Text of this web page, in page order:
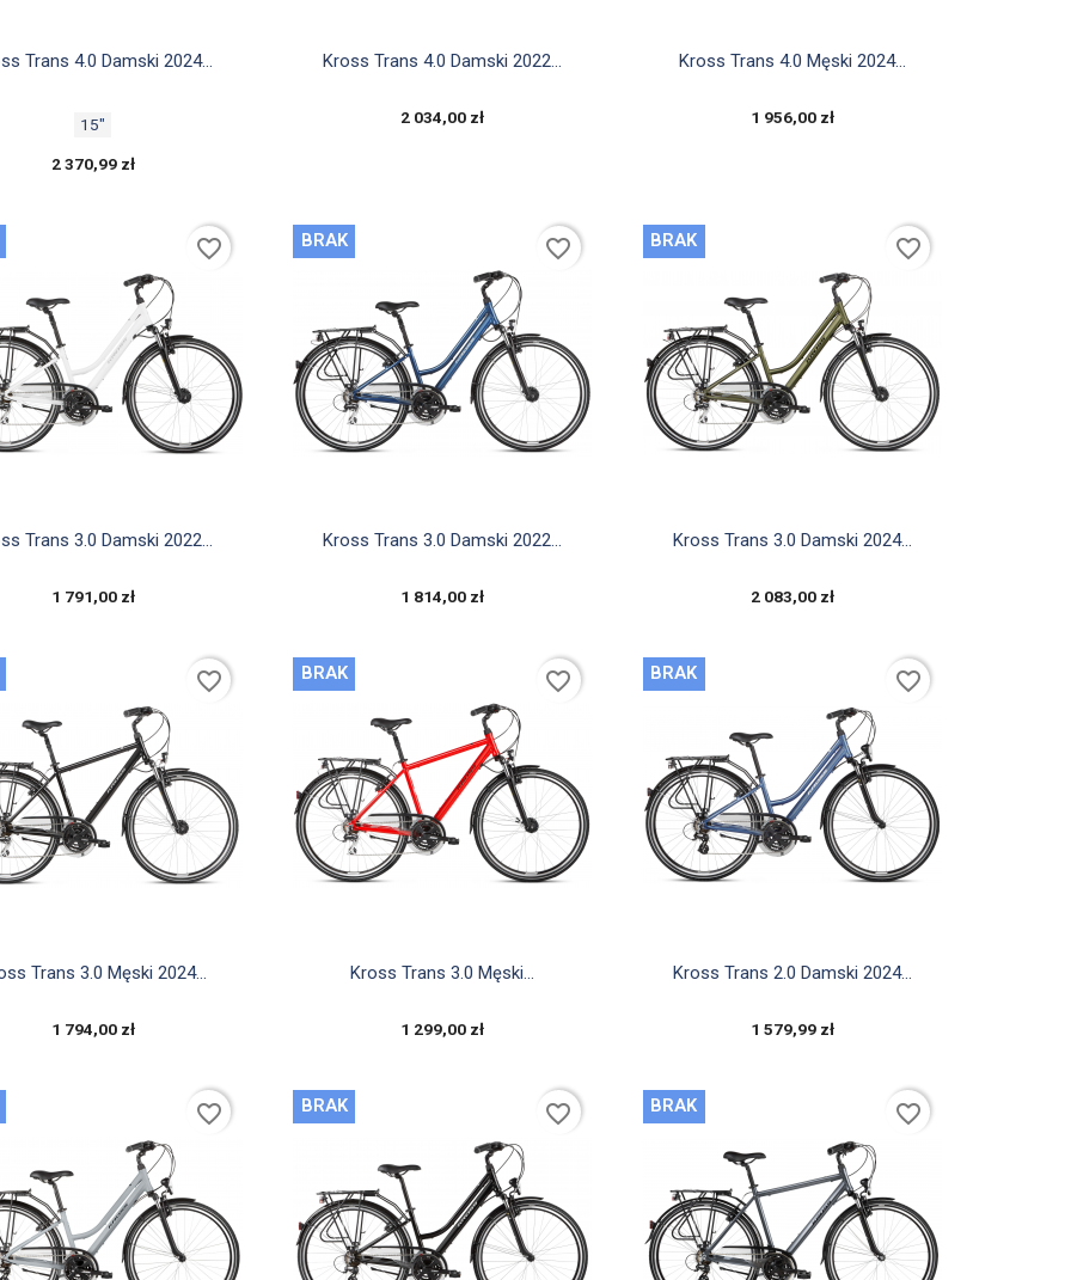
Szybki podgląd
Trans 4.0 Damski 2024...
15"
2 370,99 zł
Szybki podgląd
Kross Trans 4.0 Damski 2022...
2 034,00 zł
Szybki podgląd
Kross Trans 4.0 Męski 2024...
1 956,00 zł
Szybki podgląd
Trans 3.0 Damski 2022...
1 791,00 zł
favorite_border
Szybki podgląd
Kross Trans 3.0 Damski 2022...
1 814,00 zł
BRAK favorite_border
Szybki podgląd
Kross Trans 3.0 Damski 2024...
2 083,00 zł
BRAK favorite_border
Szybki podgląd
Trans 3.0 Męski 2024...
1 794,00 zł
favorite_border
 Szybki podgląd
Kross Trans 3.0 Męski...
1 299,00 zł
BRAK favorite_border
Szybki podgląd
Kross Trans 2.0 Damski 2024...
1 579,99 zł
BRAK favorite_border
favorite_border BRAK favorite_border BRAK favorite_border